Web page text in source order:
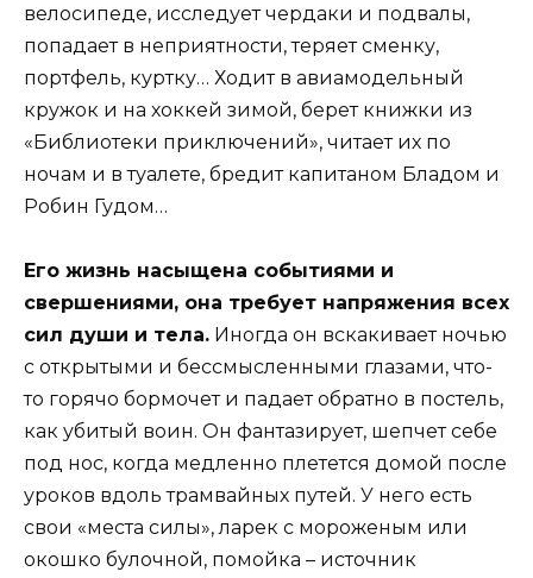
велосипеде, исследует чердаки и подвалы,
попадает в неприятности, теряет сменку,
портфель, куртку… Ходит в авиамодельный
кружок и на хоккей зимой, берет книжки из
«Библиотеки приключений», читает их по
ночам и в туалете, бредит капитаном Бладом и
Робин Гудом…
Его жизнь насыщена событиями и
свершениями, она требует напряжения всех
сил души и тела. Иногда он вскакивает ночью
с открытыми и бессмысленными глазами, что-
то горячо бормочет и падает обратно в постель,
как убитый воин. Он фантазирует, шепчет себе
под нос, когда медленно плетется домой после
уроков вдоль трамвайных путей. У него есть
свои «места силы», ларек с мороженым или
окошко булочной, помойка – источник